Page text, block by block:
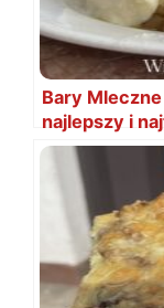
Bary
najlepszy i